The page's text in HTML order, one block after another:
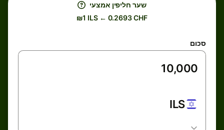
שער חליפין אמצעי
₪1 ILS ← 0.2693 CHF
סכום
ILS